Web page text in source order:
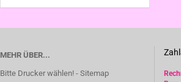
MEHR ÜBER...
Bitte Drucker wählen! - Sitemap